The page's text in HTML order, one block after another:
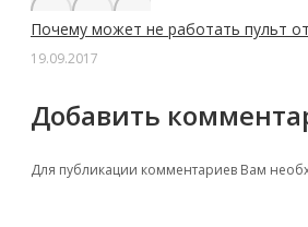
Почему может не работать пульт
19.09.2017
Добавить
Для публикации комментариев Вам